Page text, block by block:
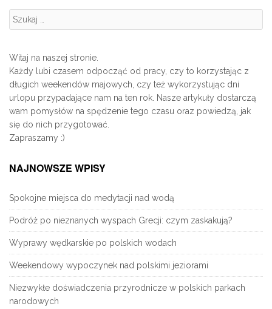
Szukanie:
Witaj na naszej stronie.
Każdy lubi czasem odpocząć od pracy, czy to korzystając z
długich weekendów majowych, czy też wykorzystując dni
urlopu przypadające nam na ten rok. Nasze artykuły dostarczą
wam pomysłów na spędzenie tego czasu oraz powiedzą, jak
się do nich przygotować.
Zapraszamy :)
NAJNOWSZE WPISY
Spokojne miejsca do medytacji nad wodą
Podróż po nieznanych wyspach Grecji: czym zaskakują?
Wyprawy wędkarskie po polskich wodach
Weekendowy wypoczynek nad polskimi jeziorami
Niezwykłe doświadczenia przyrodnicze w polskich parkach
narodowych